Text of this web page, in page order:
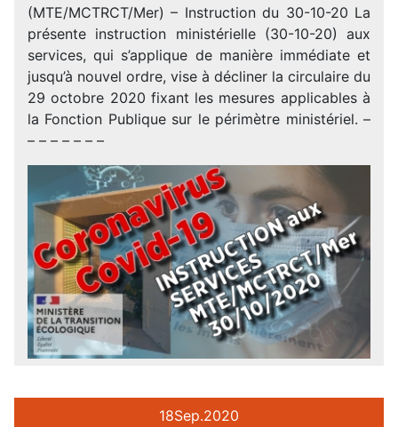
(MTE/MCTRCT/Mer) – Instruction du 30-10-20 La
présente instruction ministérielle (30-10-20) aux
services, qui s’applique de manière immédiate et
jusqu’à nouvel ordre, vise à décliner la circulaire du
29 octobre 2020 fixant les mesures applicables à
la Fonction Publique sur le périmètre ministériel. –
– – – – – – –
18Sep.2020